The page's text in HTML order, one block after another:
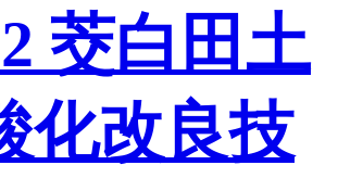
茭白田土
化改良技